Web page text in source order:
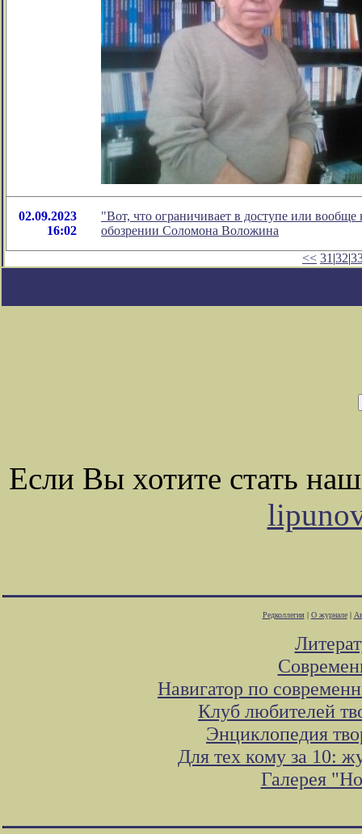
02.09.2023
16:02
"Вот, что ограничивает в доступе или
обозрении Соломона Воложина
<< 31 |32|
Если Вы хотите стать
Редколлегия| О журнале|
Навигатор по
Клуб любителей
Энциклопедия
Для тех кому за 10:
Галерея